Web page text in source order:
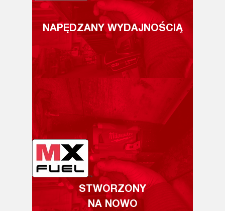
NAPĘDZANY WYDAJNOŚCIĄ
STWORZONY
NA NOWO